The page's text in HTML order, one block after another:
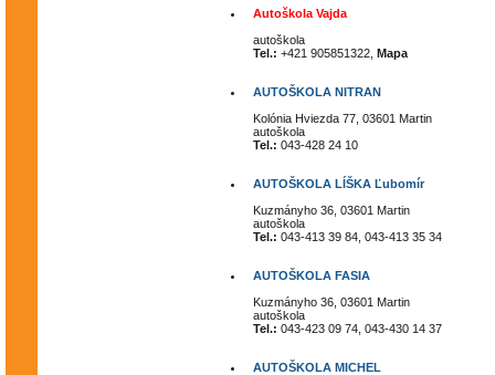
Autoškola Vajda
autoškola
Tel.: +421 905851322, Mapa
AUTOŠKOLA NITRAN
Kolónia Hviezda 77, 03601 Martin
autoškola
Tel.: 043-428 24 10
AUTOŠKOLA LÍŠKA Ľubomír
Kuzmányho 36, 03601 Martin
autoškola
Tel.: 043-413 39 84, 043-413 35 34
AUTOŠKOLA FASIA
Kuzmányho 36, 03601 Martin
autoškola
Tel.: 043-423 09 74, 043-430 14 37
AUTOŠKOLA MICHEL